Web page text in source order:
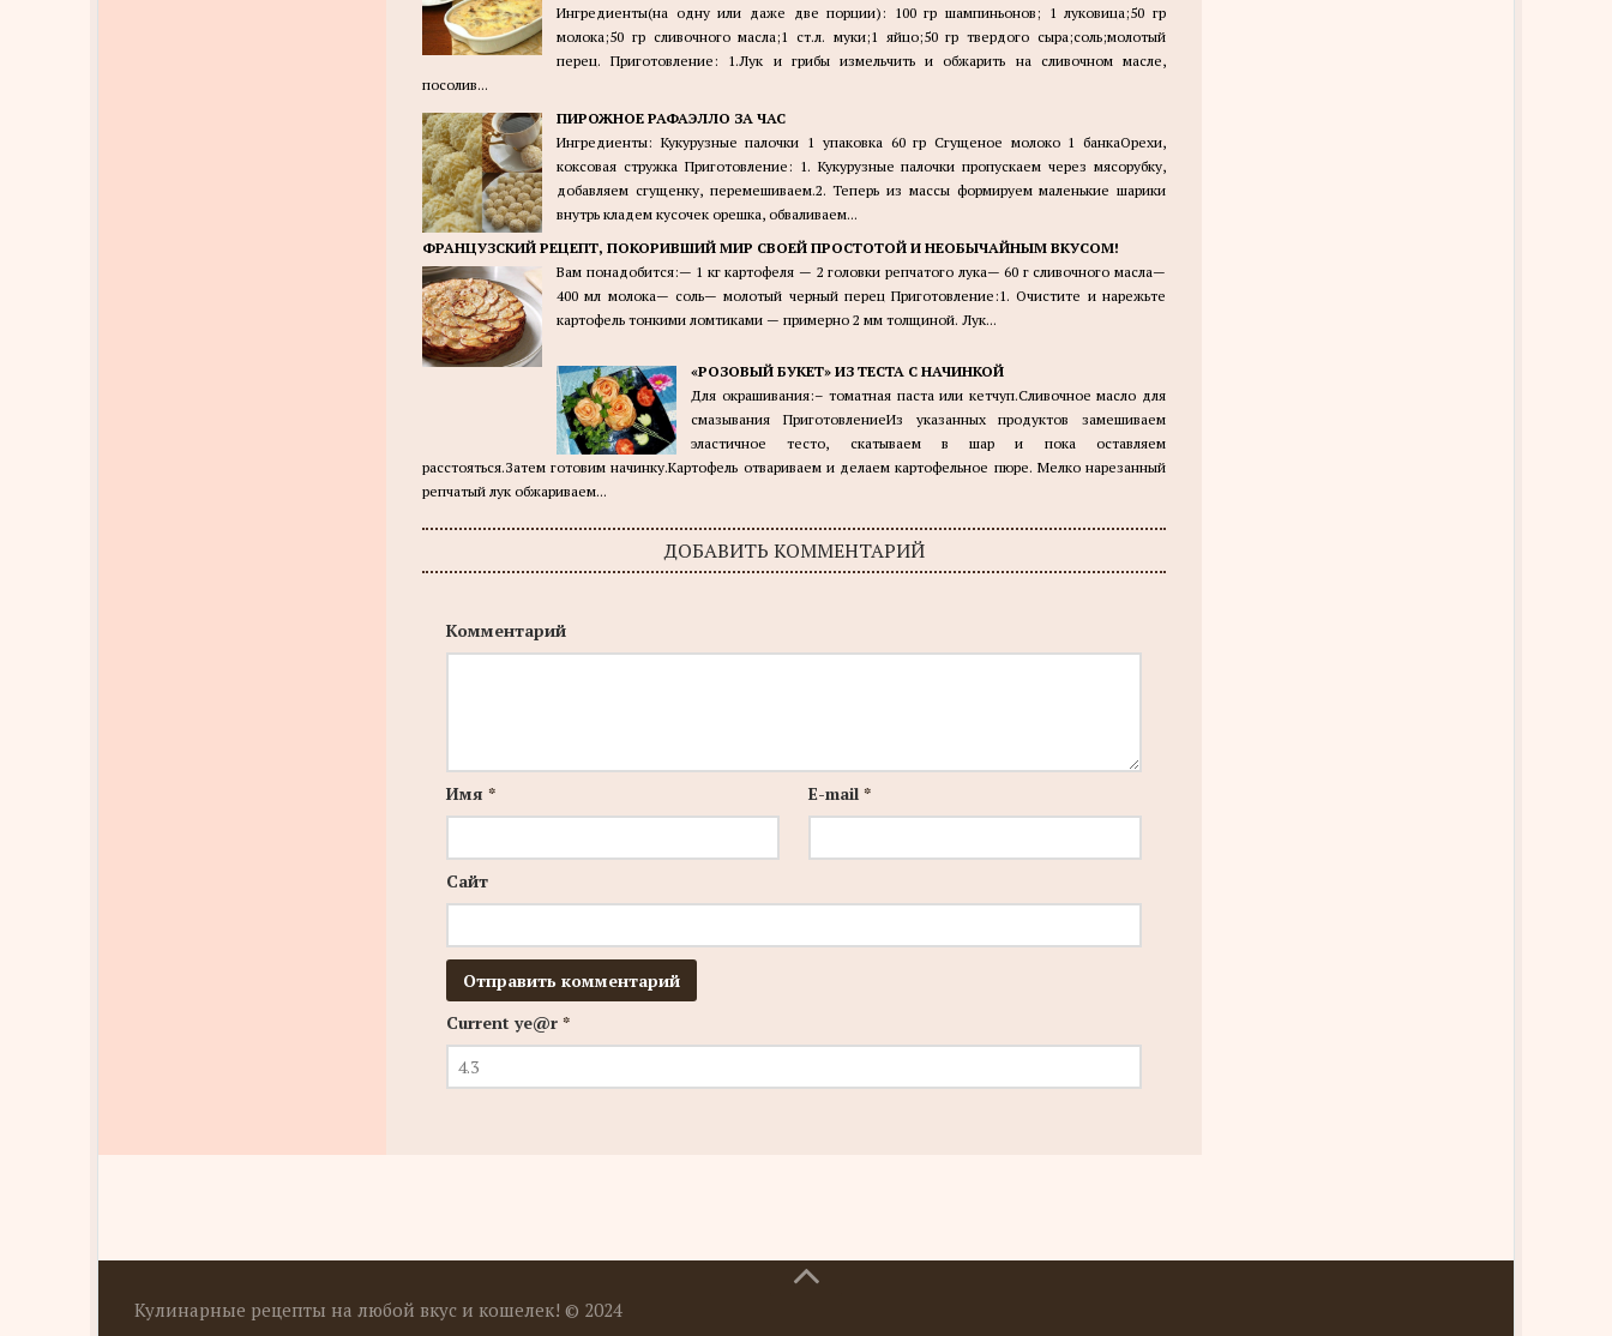
Ингредиенты(на одну или даже две порции): 100 гр шампиньонов; 1 луковица;50 гр
молока;50 гр сливочного масла;1 ст.л. муки;1 яйцо;50 гр твердого сыра;соль;молотый
перец. Приготовление: 1.Лук и грибы измельчить и обжарить на сливочном масле,
посолив...
ПИРОЖНОЕ РАФАЭЛЛО ЗА ЧАС
Ингредиенты: Кукурузные палочки 1 упаковка 60 гр Сгущеное молоко 1 банкаОрехи,
коксовая стружка Приготовление: 1. Кукурузные палочки пропускаем через мясорубку,
добавляем сгущенку, перемешиваем.2. Теперь из массы формируем маленькие шарики
внутрь кладем кусочек орешка, обваливаем...
ФРАНЦУЗСКИЙ РЕЦЕПТ, ПОКОРИВШИЙ МИР СВОЕЙ ПРОСТОТОЙ И НЕОБЫЧАЙНЫМ ВКУСОМ!
Вам понадобится:— 1 кг картофеля — 2 головки репчатого лука— 60 г сливочного масла—
400 мл молока— соль— молотый черный перец Приготовление:1. Очистите и нарежьте
картофель тонкими ломтиками — примерно 2 мм толщиной. Лук...
«РОЗОВЫЙ БУКЕТ» ИЗ ТЕСТА С НАЧИНКОЙ
Для окрашивания:– томатная паста или кетчуп.Сливочное масло для
смазывания ПриготовлениеИз указанных продуктов замешиваем
эластичное тесто, скатываем в шар и пока оставляем
расстояться.Затем готовим начинку.Картофель отвариваем и делаем картофельное пюре. Мелко нарезанный
репчатый лук обжариваем...
ДОБАВИТЬ КОММЕНТАРИЙ
Комментарий
Имя * E-mail *
Сайт
Current ye@r *
Кулинарные рецепты на любой вкус и кошелек! © 2024